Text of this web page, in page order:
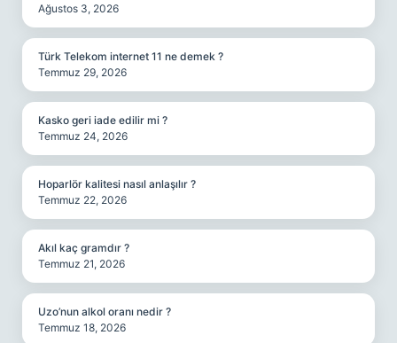
Ağustos 3, 2026
Türk Telekom internet 11 ne demek ?
Temmuz 29, 2026
Kasko geri iade edilir mi ?
Temmuz 24, 2026
Hoparlör kalitesi nasıl anlaşılır ?
Temmuz 22, 2026
Akıl kaç gramdır ?
Temmuz 21, 2026
Uzo’nun alkol oranı nedir ?
Temmuz 18, 2026